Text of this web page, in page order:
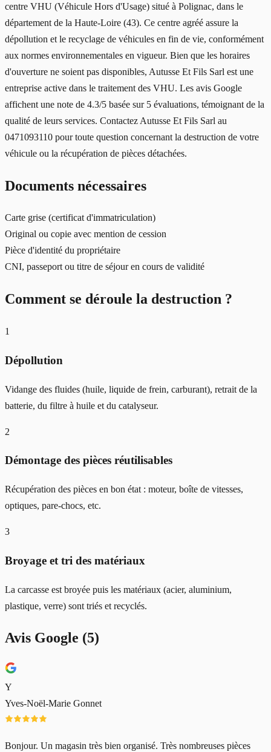
centre VHU (Véhicule Hors d'Usage) situé à Polignac, dans le
département de la Haute-Loire (43). Ce centre agréé assure la
dépollution et le recyclage de véhicules en fin de vie, conformément
aux normes environnementales en vigueur. Bien que les horaires
d'ouverture ne soient pas disponibles, Autusse Et Fils Sarl est une
entreprise active dans le traitement des VHU. Les avis Google
affichent une note de 4.3/5 basée sur 5 évaluations, témoignant de la
qualité de leurs services. Contactez Autusse Et Fils Sarl au
0471093110 pour toute question concernant la destruction de votre
véhicule ou la récupération de pièces détachées.
Documents nécessaires
Carte grise (certificat d'immatriculation)
Original ou copie avec mention de cession
Pièce d'identité du propriétaire
CNI, passeport ou titre de séjour en cours de validité
Comment se déroule la destruction ?
1
Dépollution
Vidange des fluides (huile, liquide de frein, carburant), retrait de la
batterie, du filtre à huile et du catalyseur.
2
Démontage des pièces réutilisables
Récupération des pièces en bon état : moteur, boîte de vitesses,
optiques, pare-chocs, etc.
3
Broyage et tri des matériaux
La carcasse est broyée puis les matériaux (acier, aluminium,
plastique, verre) sont triés et recyclés.
Avis Google (5)
Y
Yves-Noël-Marie Gonnet
Bonjour. Un magasin très bien organisé. Très nombreuses pièces